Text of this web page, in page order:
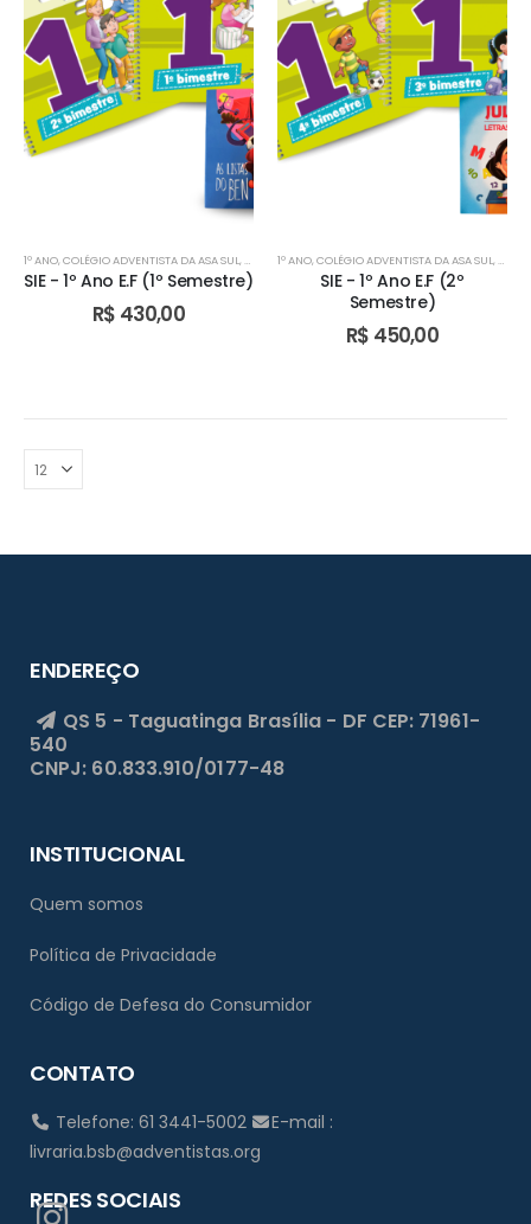
1º ANO,COLÉGIO ADVENTISTA DA ASA SUL,COLÉGIO ADVENTISTA DE ÁGUAS CLARAS,COLÉGIO
SIE - 1º Ano E.F (1º Semestre)
R$ 430,00
1º ANO,COLÉGIO ADVENTISTA DA ASA SUL,
SIE - 1º Ano E.F (2º
Semestre)
R$ 450,00
ENDEREÇO
QS 5 - Taguatinga Brasília - DF CEP: 71961-
540
CNPJ: 60.833.910/0177-48
INSTITUCIONAL
Quem somos
Política de Privacidade
Código de Defesa do Consumidor
CONTATO
Telefone: 61 3441-5002
E-mail :
livraria.bsb@adventistas.org
REDES SOCIAIS